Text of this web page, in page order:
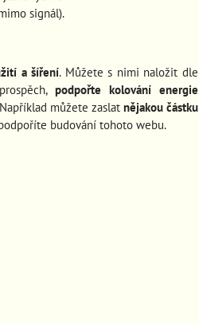
signál).
a šíření. Můžete s nimi naložit dle
,podpořte kolování energie
můžete zaslat nějakou částku
budování tohoto webu.